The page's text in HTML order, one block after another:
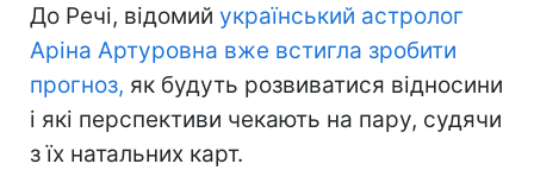
До Речі, відомий український астролог
Аріна Артуровна вже встигла зробити
прогноз, як будуть розвиватися відносини
і які перспективи чекають на пару, судячи
з їх натальних карт.